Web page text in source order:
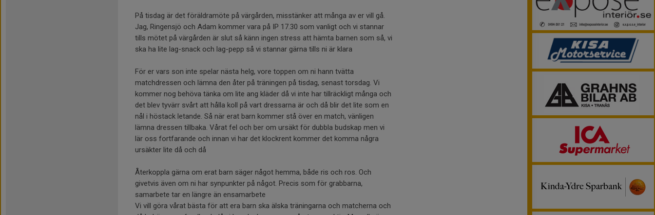
På tisdag är det föräldramöte på värgården, misstänker att många av er vill gå.
Jag, Ringensjö och Adam kommer vara på IP 17.30 som vanligt och vi stannar
tills mötet på värgården är slut så känn ingen stress att hämta barnen som så, vi
ska ha lite lag-snack och lag-pepp så vi stannar gärna tills ni är klara
För er vars son inte spelar nästa helg, vore toppen om ni hann tvätta
matchdressen och lämna den åter på träningen på tisdag, senast torsdag. Vi
kommer nog behöva tänka om lite ang kläder då vi inte har tillräckligt många och
det blev tyvärr svårt att hålla koll på vart dressarna är och då blir det lite som en
nål i höstack letande. Så när erat barn kommer stå över en match, vänligen
lämna dressen tillbaka. Vårat fel och ber om ursäkt för dubbla budskap men vi
lär oss fortfarande och innan vi har det klockrent kommer det komma några
ursäkter lite då och då
Återkoppla gärna om erat barn säger något hemma, både ris och ros. Och
givetvis även om ni har synpunkter på något. Precis som för grabbarna,
samarbete tar en längre än ensamarbete
Vi vill göra vårat bästa för att era barn ska älska träningarna och matcherna och